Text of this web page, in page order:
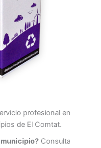
profesional en
de El Comtat.
Consulta